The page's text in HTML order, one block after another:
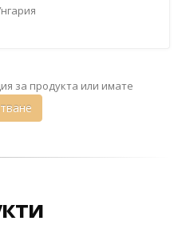
за продукта или имате